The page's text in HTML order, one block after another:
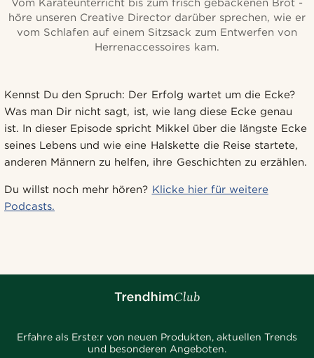
Vom Karateunterricht bis zum frisch gebackenen Brot -
höre unseren Creative Director darüber sprechen, wie er
vom Schlafen auf einem Sitzsack zum Entwerfen von
Herrenaccessoires kam.
Kennst Du den Spruch: Der Erfolg wartet um die Ecke?
Was man Dir nicht sagt, ist, wie lang diese Ecke genau
ist. In dieser Episode spricht Mikkel über die längste Ecke
seines Lebens und wie eine Halskette die Reise startete,
anderen Männern zu helfen, ihre Geschichten zu erzählen.
Du willst noch mehr hören? Klicke hier für weitere
Podcasts.
Erfahre als Erste:r von neuen Produkten, aktuellen Trends
und besonderen Angeboten.